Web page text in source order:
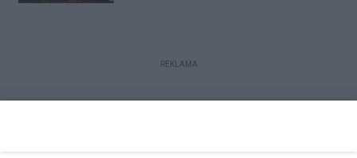
REKLAMA